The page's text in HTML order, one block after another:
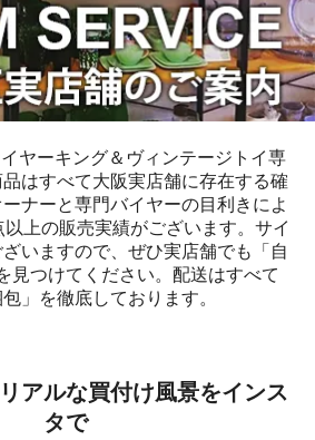
ヤーキング＆ヴィンテージトイ専
はすべて大阪実店舗に存在する確
ナーと専門バイヤーの目利きによ
上の販売実績がございます。サイ
ざいますので、ぜひ実店舗でも「自
見つけてください。配送はすべて
包」を徹底しております。
アルな買付け風景をインス
タで